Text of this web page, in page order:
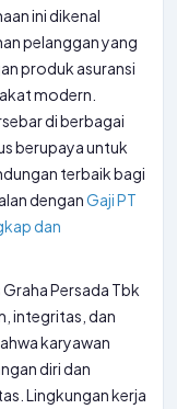
ini dikenal
pelanggan yang
produk asuransi
modern.
di berbagai
berupaya untuk
terbaik bagi
denganGaji PT
dan
Persada Tbk
integritas, dan
karyawan
diri dan
Lingkungan kerja